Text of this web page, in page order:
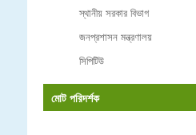
স্থানীয় সরকার বিভাগ
জনপ্রশাসন মন্ত্রণালয়
সিপিটিউ
মোট পরিদর্শক